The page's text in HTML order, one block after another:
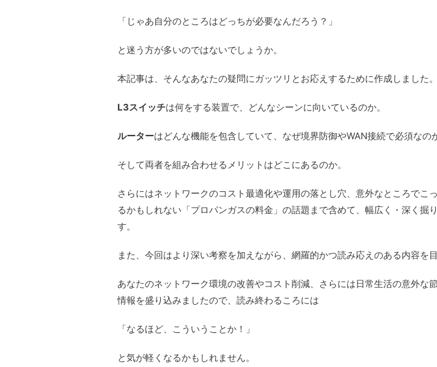
「じゃあ自分のところはどっちが必要なんだろう？」
と迷う方が多いのではないでしょうか。
本記事は、そんなあなたの疑問にガッツリとお応えするために作成しました。
L3スイッチは何をする装置で、どんなシーンに向いているのか。
ルーターはどんな機能を包含していて、なぜ境界防御やWAN接続で必須なの
そして両者を組み合わせるメリットはどこにあるのか。
さらにはネットワークのコスト最適化や運用の落とし穴、意外なところでこ
るかもしれない「プロパンガスの料金」の話題まで含めて、幅広く・深く掘
す。
また、今回はより深い考察を加えながら、網羅的かつ読み応えのある内容を目
あなたのネットワーク環境の改善やコスト削減、さらには日常生活の意外な
情報を盛り込みましたので、読み終わるころには
「なるほど、こういうことか！」
と気が軽くなるかもしれません。